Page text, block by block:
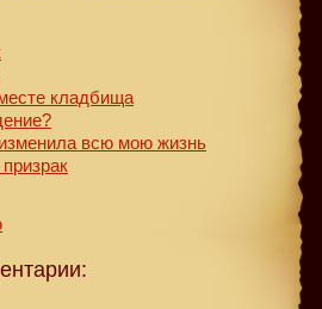
кладбища
всю мою жизнь